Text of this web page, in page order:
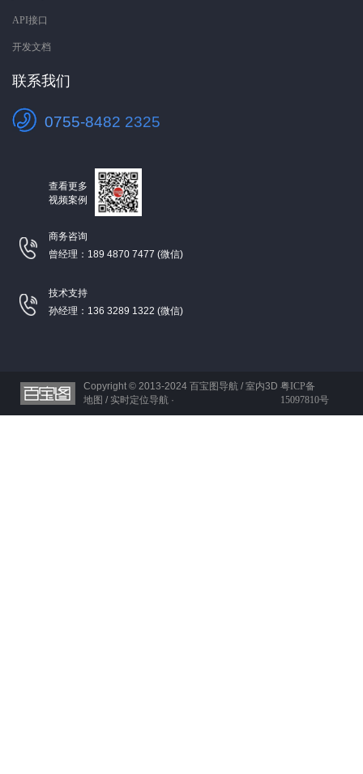
API接口
开发文档
联系我们
0755-8482 2325
查看更多
视频案例
商务咨询
曾经理：189 4870 7477 (微信)
技术支持
孙经理：136 3289 1322 (微信)
Copyright © 2013-2024 百宝图导航 / 室内3D
地图 / 实时定位导航 ·
粤ICP备
15097810号